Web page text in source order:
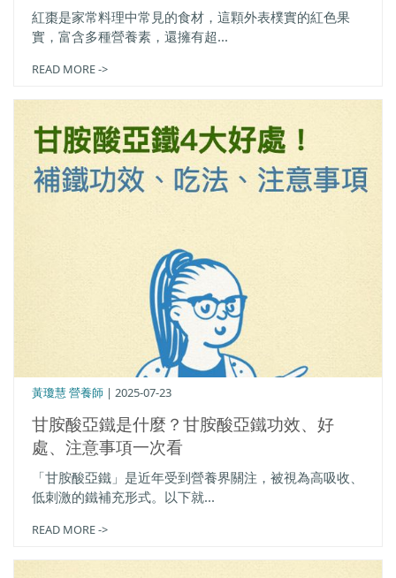
紅棗是家常料理中常見的食材，這顆外表樸實的紅色果
實，富含多種營養素，還擁有超...
READ MORE ->
甘胺酸亞鐵是什麼？甘胺酸亞鐵功效、好
處、注意事項一次看
黃瓊慧 營養師 | 2025-07-23
「甘胺酸亞鐵」是近年受到營養界關注，被視為高吸收、
低刺激的鐵補充形式。以下就...
READ MORE ->